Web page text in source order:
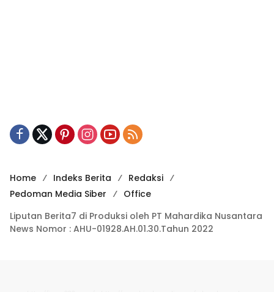
Home Indeks Berita
Redaksi
Pedoman Media Siber
Office
Liputan Berita7 di Produksi oleh PT Mahardika Nusantara
News Nomor : AHU-01928.AH.01.30.Tahun 2022